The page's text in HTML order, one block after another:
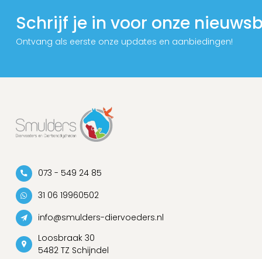
Schrijf je in voor onze
Ontvang als eerste onze updates en aanbiedingen!
073 - 549 24 85
31 06 19960502
info@smulders-diervoeders.nl
Loosbraak 30
5482 TZ Schijndel